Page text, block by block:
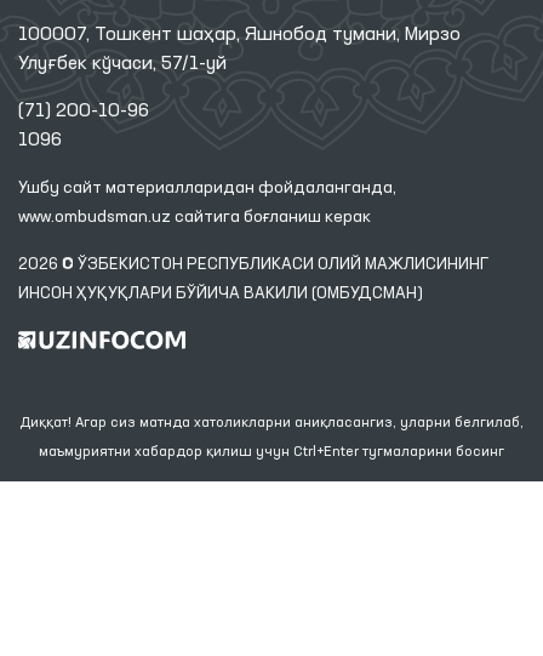
100007, Тошкент шаҳар, Яшнобод тумани, Мирзо
Улуғбек кўчаси, 57/1-уй
(71) 200-10-96
1096
Ушбу сайт материалларидан фойдаланганда,
www.ombudsman.uz сайтига боғланиш керак
2026 © ЎЗБЕКИСТОН РЕСПУБЛИКАСИ ОЛИЙ МАЖЛИСИНИНГ
ИНСОН ҲУҚУҚЛАРИ БЎЙИЧА ВАКИЛИ (ОМБУДСМАН)
Диққат! Агар сиз матнда хатоликларни аниқласангиз, уларни белгилаб,
маъмуриятни хабардор қилиш учун Ctrl+Enter тугмаларини босинг